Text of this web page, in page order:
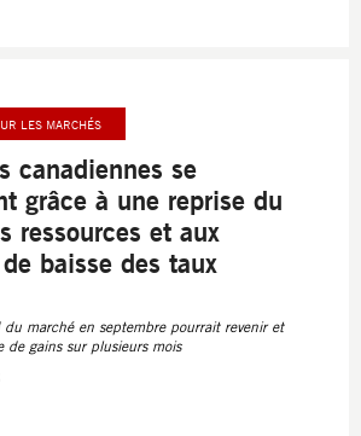
LES MARCHÉS
canadiennes se
grâce à une reprise du
ressources et aux
baisse des taux
du marché en septembre pourrait revenir et
de gains sur plusieurs mois